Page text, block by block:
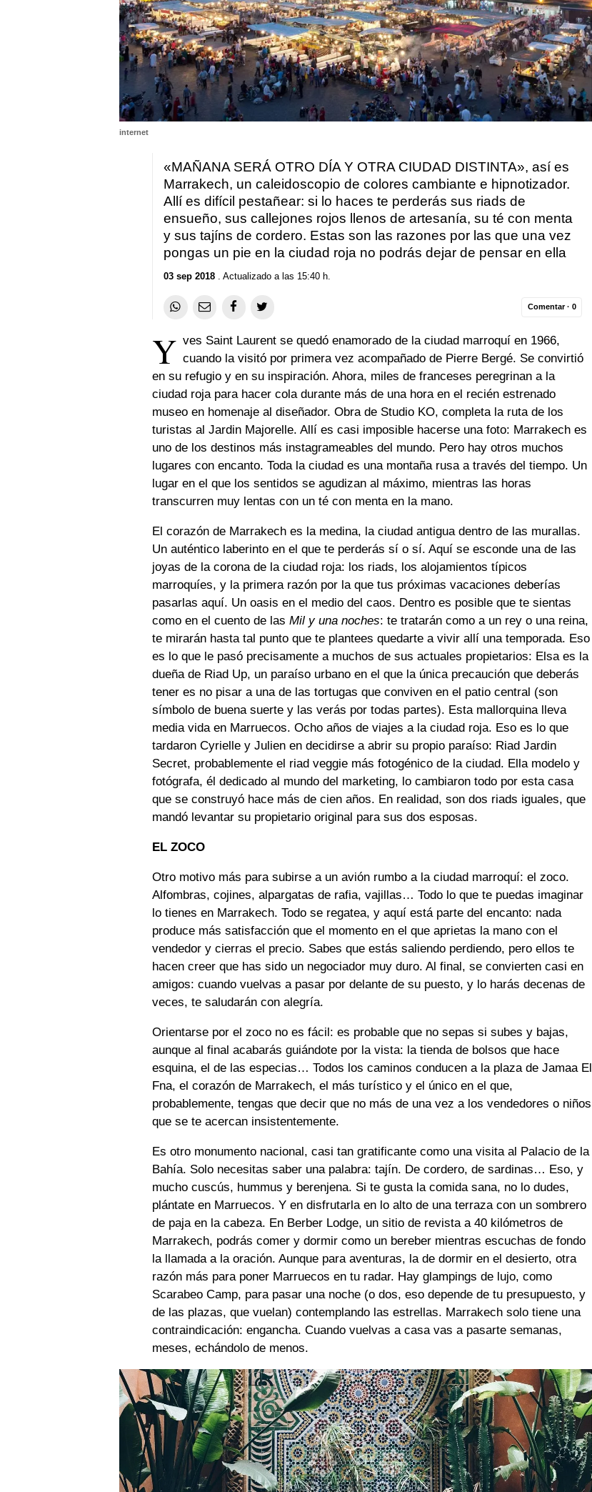
internet
«MAÑANA SERÁ OTRO DÍA Y OTRA CIUDAD DISTINTA», así es
Marrakech, un caleidoscopio de colores cambiante e hipnotizador.
Allí es difícil pestañear: si lo haces te perderás sus riads de
ensueño, sus callejones rojos llenos de artesanía, su té con menta
y sus tajíns de cordero. Estas son las razones por las que una vez
pongas un pie en la ciudad roja no podrás dejar de pensar en ella
03 sep 2018 . Actualizado a las 15:40 h.
Comentar · 0
Y ves Saint Laurent se quedó enamorado de la ciudad marroquí en 1966,
cuando la visitó por primera vez acompañado de Pierre Bergé. Se convirtió
en su refugio y en su inspiración. Ahora, miles de franceses peregrinan a la
ciudad roja para hacer cola durante más de una hora en el recién estrenado
museo en homenaje al diseñador. Obra de Studio KO, completa la ruta de los
turistas al Jardin Majorelle. Allí es casi imposible hacerse una foto: Marrakech es
uno de los destinos más instagrameables del mundo. Pero hay otros muchos
lugares con encanto. Toda la ciudad es una montaña rusa a través del tiempo. Un
lugar en el que los sentidos se agudizan al máximo, mientras las horas
transcurren muy lentas con un té con menta en la mano.
El corazón de Marrakech es la medina, la ciudad antigua dentro de las murallas.
Un auténtico laberinto en el que te perderás sí o sí. Aquí se esconde una de las
joyas de la corona de la ciudad roja: los riads, los alojamientos típicos
marroquíes, y la primera razón por la que tus próximas vacaciones deberías
pasarlas aquí. Un oasis en el medio del caos. Dentro es posible que te sientas
como en el cuento de lasMil y una noches: te tratarán como a un rey o una reina,
te mirarán hasta tal punto que te plantees quedarte a vivir allí una temporada. Eso
es lo que le pasó precisamente a muchos de sus actuales propietarios: Elsa es la
dueña de Riad Up, un paraíso urbano en el que la única precaución que deberás
tener es no pisar a una de las tortugas que conviven en el patio central (son
símbolo de buena suerte y las verás por todas partes). Esta mallorquina lleva
media vida en Marruecos. Ocho años de viajes a la ciudad roja. Eso es lo que
tardaron Cyrielle y Julien en decidirse a abrir su propio paraíso: Riad Jardin
Secret, probablemente el riad veggie más fotogénico de la ciudad. Ella modelo y
fotógrafa, él dedicado al mundo del marketing, lo cambiaron todo por esta casa
que se construyó hace más de cien años. En realidad, son dos riads iguales, que
mandó levantar su propietario original para sus dos esposas.
EL ZOCO
Otro motivo más para subirse a un avión rumbo a la ciudad marroquí: el zoco.
Alfombras, cojines, alpargatas de rafia, vajillas… Todo lo que te puedas imaginar
lo tienes en Marrakech. Todo se regatea, y aquí está parte del encanto: nada
produce más satisfacción que el momento en el que aprietas la mano con el
vendedor y cierras el precio. Sabes que estás saliendo perdiendo, pero ellos te
hacen creer que has sido un negociador muy duro. Al final, se convierten casi en
amigos: cuando vuelvas a pasar por delante de su puesto, y lo harás decenas de
veces, te saludarán con alegría.
Orientarse por el zoco no es fácil: es probable que no sepas si subes y bajas,
aunque al final acabarás guiándote por la vista: la tienda de bolsos que hace
esquina, el de las especias… Todos los caminos conducen a la plaza de Jamaa El
Fna, el corazón de Marrakech, el más turístico y el único en el que,
probablemente, tengas que decir que no más de una vez a los vendedores o niños
que se te acercan insistentemente.
Es otro monumento nacional, casi tan gratificante como una visita al Palacio de la
Bahía. Solo necesitas saber una palabra: tajín. De cordero, de sardinas… Eso, y
mucho cuscús, hummus y berenjena. Si te gusta la comida sana, no lo dudes,
plántate en Marruecos. Y en disfrutarla en lo alto de una terraza con un sombrero
de paja en la cabeza. En Berber Lodge, un sitio de revista a 40 kilómetros de
Marrakech, podrás comer y dormir como un bereber mientras escuchas de fondo
la llamada a la oración. Aunque para aventuras, la de dormir en el desierto, otra
razón más para poner Marruecos en tu radar. Hay glampings de lujo, como
Scarabeo Camp, para pasar una noche (o dos, eso depende de tu presupuesto, y
de las plazas, que vuelan) contemplando las estrellas. Marrakech solo tiene una
contraindicación: engancha. Cuando vuelvas a casa vas a pasarte semanas,
meses, echándolo de menos.